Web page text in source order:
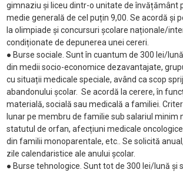
gimnaziu și liceu dintr-o unitate de învățământ
medie generală de cel puțin 9,00. Se acordă și
la olimpiade și concursuri școlare naționale/
condiționate de depunerea unei cereri.
● Burse sociale. Sunt în cuantum de 300 lei/
din medii socio-economice dezavantajate,
cu situații medicale speciale, având ca scop
abandonului școlar. Se acordă la cerere, în
materială, socială sau medicală a familiei.
lunar pe membru de familie sub salariul minim
statutul de orfan, afecțiuni medicale
din familii monoparentale, etc.. Se solicită
zile calendaristice ale anului școlar.
● Burse tehnologice. Sunt tot de 300 lei/lună și